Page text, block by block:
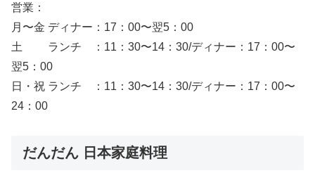
営業：
月〜金 ディナー：17：00〜翌5：00
土 ランチ ：11：30〜14：30/ディナー：17：00〜
翌5：00
日・祝 ランチ ：11：30〜14：30/ディナー：17：00〜
24：00
だんだん 日本家庭料理